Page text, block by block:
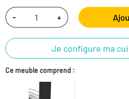
- +
Je configure ma
Ce meuble comprend :